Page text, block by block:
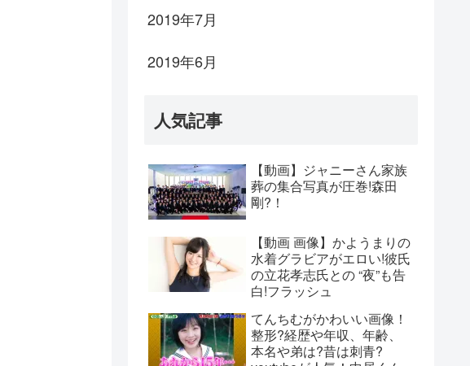
2019年7月
2019年6月
人気記事
【動画】ジャニーさん家族
葬の集合写真が圧巻!森田
剛?！
【動画 画像】かようまりの
水着グラビアがエロい!彼氏
の立花孝志氏との “夜”も告
白!フラッシュ
てんちむがかわいい画像！
整形?経歴や年収、年齢、
本名や弟は?昔は刺青?